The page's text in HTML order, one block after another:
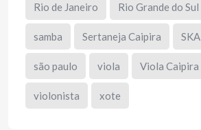
Rio de Janeiro Rio Grande do Sul
samba Sertaneja Caipira SKA
são paulo viola Viola Caipira
violonista xote